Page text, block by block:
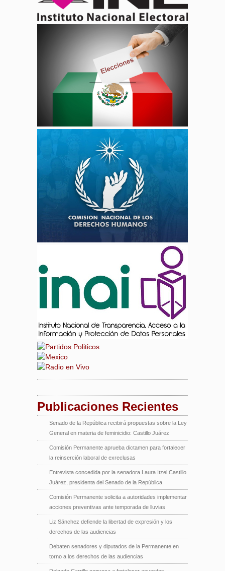
Publicaciones Recientes
Senado de la República recibirá propuestas sobre la Ley
General en materia de feminicidio: Castillo Juárez
Comisión Permanente aprueba dictamen para fortalecer
la reinserción laboral de exreclusas
Entrevista concedida por la senadora Laura Itzel Castillo
Juárez, presidenta del Senado de la República
Comisión Permanente solicita a autoridades implementar
acciones preventivas ante temporada de lluvias
Liz Sánchez defiende la libertad de expresión y los
derechos de las audiencias
Debaten senadores y diputados de la Permanente en
torno a los derechos de las audiencias